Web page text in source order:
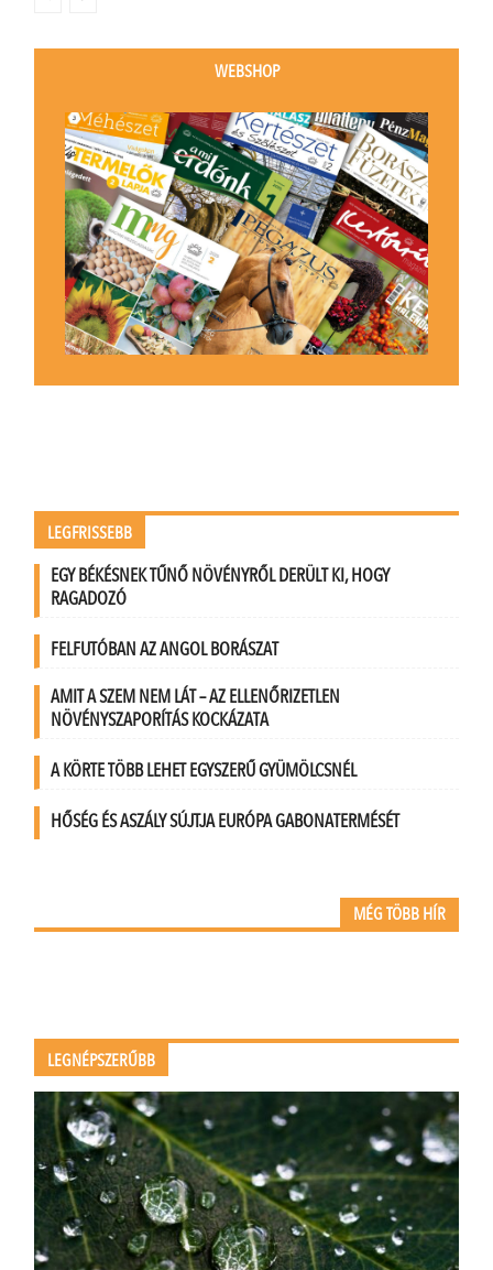
WEBSHOP
LEGFRISSEBB
EGY BÉKÉSNEK TŰNŐ NÖVÉNYRŐL DERÜLT KI, HOGY
RAGADOZÓ
FELFUTÓBAN AZ ANGOL BORÁSZAT
AMIT A SZEM NEM LÁT – AZ ELLENŐRIZETLEN
NÖVÉNYSZAPORÍTÁS KOCKÁZATA
A KÖRTE TÖBB LEHET EGYSZERŰ GYÜMÖLCSNÉL
HŐSÉG ÉS ASZÁLY SÚJTJA EURÓPA GABONATERMÉSÉT
MÉG TÖBB HÍR
LEGNÉPSZERŰBB